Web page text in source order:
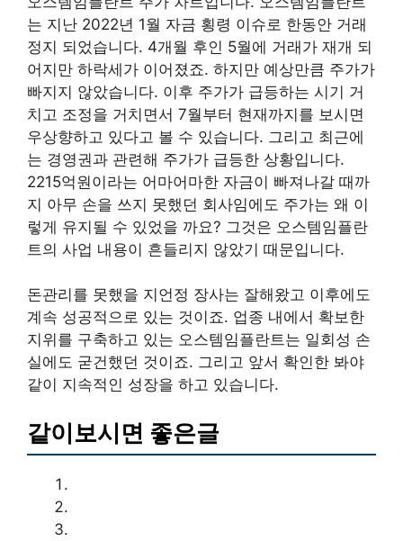
는 지난 2022년 1월 자금 횡령 이슈로 한동안 거래
정지 되었습니다. 4개월 후인 5월에 거래가 재개 되
어지만 하락세가 이어졌죠. 하지만 예상만큼 주가가
빠지지 않았습니다. 이후 주가가 급등하는 시기 거
치고 조정을 거치면서 7월부터 현재까지를 보시면
우상향하고 있다고 볼 수 있습니다. 그리고 최근에
는 경영권과 관련해 주가가 급등한 상황입니다.
2215억원이라는 어마어마한 자금이 빠져나갈 때까
지 아무 손을 쓰지 못했던 회사임에도 주가는 왜 이
렇게 유지될 수 있었을 까요? 그것은 오스템임플란
트의 사업 내용이 흔들리지 않았기 때문입니다.
돈관리를 못했을 지언정 장사는 잘해왔고 이후에도
계속 성공적으로 있는 것이죠. 업종 내에서 확보한
지위를 구축하고 있는 오스템임플란트는 일회성 손
실에도 굳건했던 것이죠. 그리고 앞서 확인한 봐야
같이 지속적인 성장을 하고 있습니다.
같이보시면 좋은글